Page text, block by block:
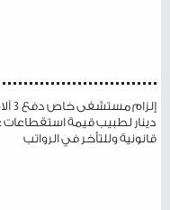
إلزام
دينار لطبيب قيمة استقطاعات
قانونية وللتأخر في الرواتب